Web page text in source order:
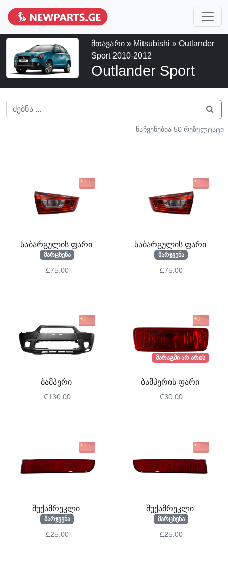
მთავარი » Mitsubishi » Outlander
Sport 2010-2012
Outlander Sport
ნაჩვენებია 50 რეზულტატი
საბარგულის ფარი
მარცხენა
₾75.00
საბარგულის ფარი
მარჯვენა
₾75.00
ბამპერი
₾130.00
მარაგში არ არის
ბამპერის ფარი
₾30.00
შუქამრეკლი
მარჯვენა
₾25.00
შუქამრეკლი
მარცხენა
₾25.00